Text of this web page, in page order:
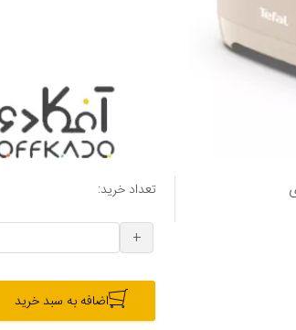
تعداد خرید:
+
اضافه به سبد خرید